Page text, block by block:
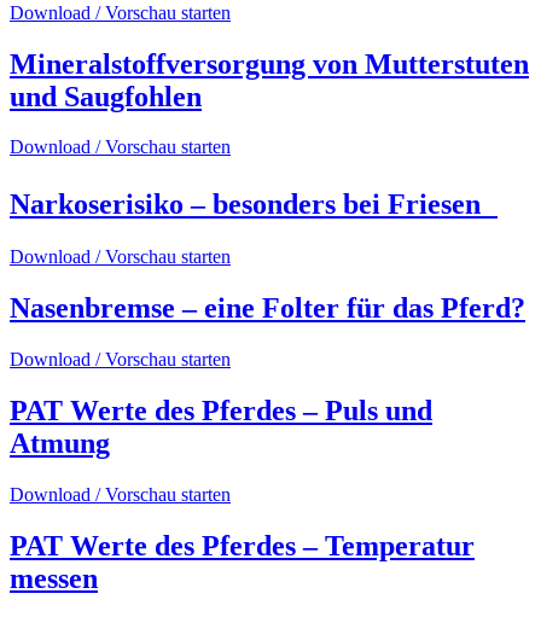
Download / Vorschau starten
Mineralstoffversorgung von Mutterstuten
und Saugfohlen
Download / Vorschau starten
Narkoserisiko – besonders bei Friesen
Download / Vorschau starten
Nasenbremse – eine Folter für das Pferd?
Download / Vorschau starten
PAT Werte des Pferdes – Puls und
Atmung
Download / Vorschau starten
PAT Werte des Pferdes – Temperatur
messen